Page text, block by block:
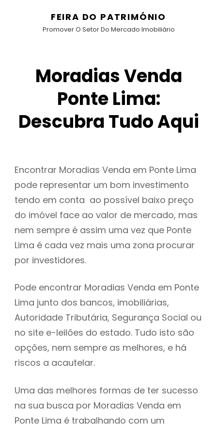
FEIRA DO PATRIMÓNIO
Promover O Setor Do Mercado Imobiliário
Moradias Venda
Ponte Lima:
Descubra Tudo Aqui
Encontrar Moradias Venda em Ponte Lima
pode representar um bom investimento
tendo em conta ao possível baixo preço
do imóvel face ao valor de mercado, mas
nem sempre é assim uma vez que Ponte
Lima é cada vez mais uma zona procurar
por investidores.
Pode encontrar Moradias Venda em Ponte
Lima junto dos bancos, imobiliárias,
Autoridade Tributária, Segurança Social ou
no site e-leilões do estado. Tudo isto são
opções, nem sempre as melhores, e há
riscos a acautelar.
Uma das melhores formas de ter sucesso
na sua busca por Moradias Venda em
Ponte Lima é trabalhando com um